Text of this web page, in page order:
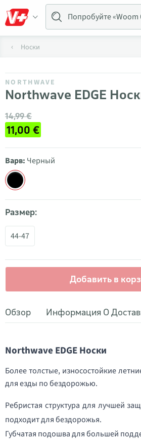
Носки
NORTHWAVE
Northwave EDGE
14,99 €
11,00 €
Варв: Черный
Размер:
44-47
Добавить в
Обзор Информация О
Northwave EDGE Носки
Более толстые, износостойкие
для езды по бездорожью.
Ребристая структура для лучшей
подходит для бездорожья.
Губчатая подошва для большей